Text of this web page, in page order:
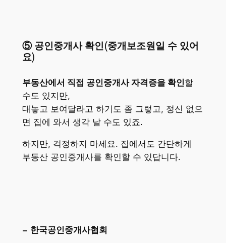
⑤ 공인중개사 확인(중개보조원일 수 있어
요)
부동산에서 직접 공인중개사 자격증을 확인할
수도 있지만,
대놓고 보여달라고 하기도 좀 그렇고, 정신 없으
면 집에 와서 생각 날 수도 있죠.
하지만, 걱정하지 마세요. 집에서도 간단하게
부동산 공인중개사를 확인할 수 있답니다.
– 한국공인중개사협회